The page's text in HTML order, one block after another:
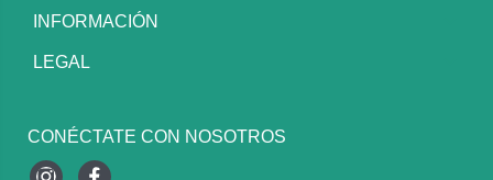
INFORMACIÓN
LEGAL
CONÉCTATE CON NOSOTROS